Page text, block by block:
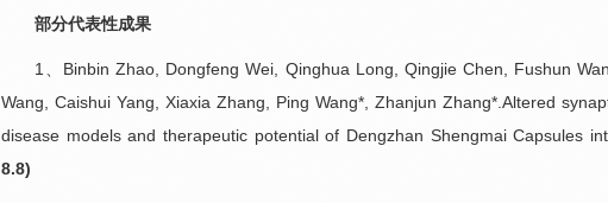
部分代表性成果
1、Binbin Zhao, Dongfeng Wei, Qinghua Long, Qingjie Chen, Fushun
Wang, Caishui Yang, Xiaxia Zhang, Ping Wang*, Zhanjun Zhang*.Altered
disease models and therapeutic potential of Dengzhan Shengmai Capsules
8.8)